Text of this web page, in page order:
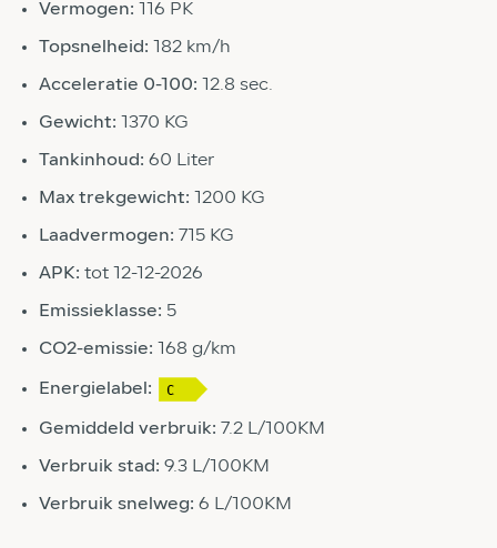
Vermogen: 116 PK
Topsnelheid: 182 km/h
Acceleratie 0-100: 12.8 sec.
Gewicht: 1370 KG
Tankinhoud: 60 Liter
Max trekgewicht: 1200 KG
Laadvermogen: 715 KG
APK: tot 12-12-2026
Emissieklasse: 5
CO2-emissie: 168 g/km
Energielabel:
Gemiddeld verbruik: 7.2 L/100KM
Verbruik stad: 9.3 L/100KM
Verbruik snelweg: 6 L/100KM